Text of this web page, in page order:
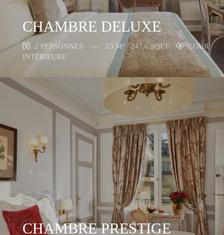
CHAMBRE DELUXE
2 PERSONNES 23 M² / 247,6 SQFT
COUR
INTÉRIEURE
CHAMBRE PRESTIGE